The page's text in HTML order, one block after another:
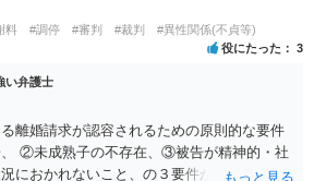
料 #調停 #審判 #裁判 #異性関係(不貞等)
役にたった 3
い弁護士
離婚請求が認容されるための原則的な要件
②未成熟子の不存在、③被告が精神的・社
におかれないこと、の３要件が必要である